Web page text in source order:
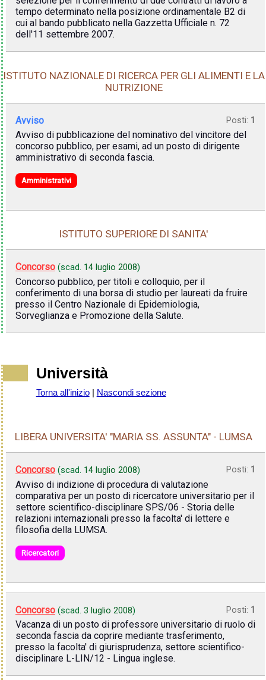
tempo determinato nella posizione ordinamentale B2 di
cui al bando pubblicato nella Gazzetta Ufficiale n. 72
dell'11 settembre 2007.
ISTITUTO NAZIONALE DI RICERCA PER GLI ALIMENTI E LA
NUTRIZIONE
Avviso Posti: 1
Avviso di pubblicazione del nominativo del vincitore del
concorso pubblico, per esami, ad un posto di dirigente
amministrativo di seconda fascia.
Amministrativi
ISTITUTO SUPERIORE DI SANITA'
Concorso (scad. 14 luglio 2008)
Concorso pubblico, per titoli e colloquio, per il
conferimento di una borsa di studio per laureati da fruire
presso il Centro Nazionale di Epidemiologia,
Sorveglianza e Promozione della Salute.
Università
Torna all'inizio| Nascondi sezione
LIBERA UNIVERSITA' "MARIA SS. ASSUNTA" - LUMSA
Concorso (scad. 14 luglio 2008) Posti: 1
Avviso di indizione di procedura di valutazione
comparativa per un posto di ricercatore universitario per il
settore scientifico-disciplinare SPS/06 - Storia delle
relazioni internazionali presso la facolta' di lettere e
filosofia della LUMSA.
Ricercatori
Concorso (scad. 3 luglio 2008) Posti: 1
Vacanza di un posto di professore universitario di ruolo di
seconda fascia da coprire mediante trasferimento,
presso la facolta' di giurisprudenza, settore scientifico-
disciplinare L-LIN/12 - Lingua inglese.